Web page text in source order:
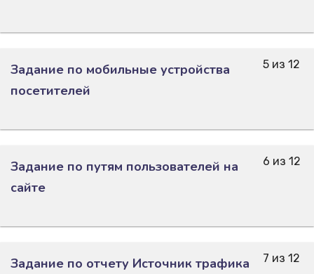
5 из 12
Задание по мобильные устройства
посетителей
6 из 12
Задание по путям пользователей на
сайте
7 из 12
Задание по отчету Источник трафика